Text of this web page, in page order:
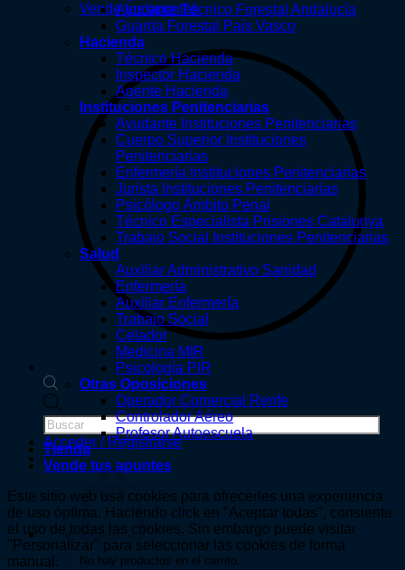
Vende tus apuntes
Búsqueda
de
productos
Acceder / Registrarse
No hay productos en el carrito.
Ayudante Técnico Forestal Andalucía
Guarda Forestal País Vasco
Hacienda
Técnico Hacienda
Inspector Hacienda
Agente Hacienda
Instituciones Penitenciarias
Ayudante Instituciones Penitenciarias
Cuerpo Superior Instituciones
Penitenciarias
Enfermería Instituciones Penitenciarias
Jurista Instituciones Penitenciarias
Psicólogo Ámbito Penal
Técnico Especialista Prisiones Catalunya
Trabajo Social Instituciones Penitenciarias
Salud
Auxiliar Administrativo Sanidad
Enfermería
Auxiliar Enfermería
Trabajo Social
Celador
Medicina MIR
Psicología PIR
Otras Oposiciones
Operador Comercial Renfe
Controlador Aéreo
Profesor Autoescuela
Tienda
Vende tus apuntes
Este sitio web usa cookies para ofrecerles una experiencia
de uso óptima. Haciendo click en "Aceptar todas", consiente
el uso de todas las cookies. Sin embargo puede visitar
"Personalizar" para seleccionar las cookies de forma
manual.